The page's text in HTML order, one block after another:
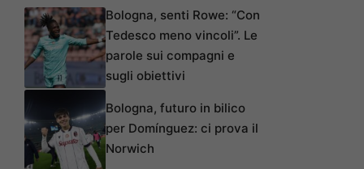
Bologna, senti Rowe: “Con
Tedesco meno vincoli”. Le
parole sui compagni e
sugli obiettivi
Bologna, futuro in bilico
per Domínguez: ci prova il
Norwich